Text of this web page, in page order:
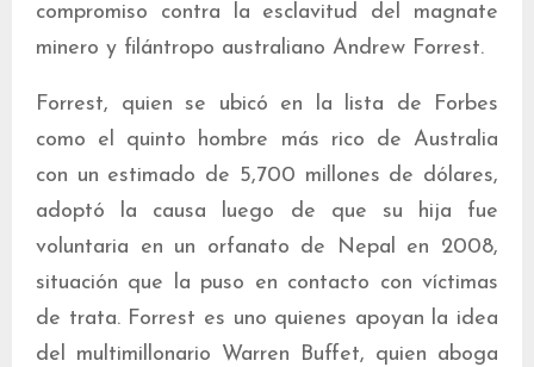
compromiso contra la esclavitud del magnate
minero y filántropo australiano Andrew Forrest.
Forrest, quien se ubicó en la lista de Forbes
como el quinto hombre más rico de Australia
con un estimado de 5,700 millones de dólares,
adoptó la causa luego de que su hija fue
voluntaria en un orfanato de Nepal en 2008,
situación que la puso en contacto con víctimas
de trata. Forrest es uno quienes apoyan la idea
del multimillonario Warren Buffet, quien aboga